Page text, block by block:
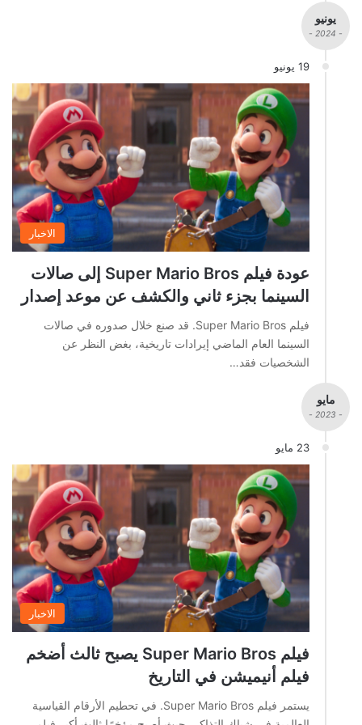
يونيو
- 2024 -
19 يونيو
الاخبار
عودة فيلم Super Mario Bros إلى صالات
السينما بجزء ثاني والكشف عن موعد إصدار
فيلم Super Mario Bros. قد صنع خلال صدوره في صالات
السينما العام الماضي إيرادات تاريخية، بغض النظر عن
الشخصيات فقد…
مايو
- 2023 -
23 مايو
الاخبار
فيلم Super Mario Bros يصبح ثالث أضخم
فيلم أنيميشن في التاريخ
يستمر فيلم Super Mario Bros. في تحطيم الأرقام القياسية